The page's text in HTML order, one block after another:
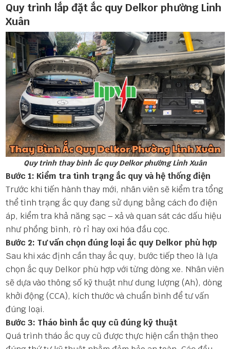
Quy trình lắp đặt ắc quy Delkor phường Linh
Xuân
Quy trình thay bình ắc quy Delkor phường Linh Xuân
Bước 1: Kiểm tra tình trạng ắc quy và hệ thống điện
Trước khi tiến hành thay mới, nhân viên sẽ kiểm tra tổng
thể tình trạng ắc quy đang sử dụng bằng cách đo điện
áp, kiểm tra khả năng sạc – xả và quan sát các dấu hiệu
như phồng bình, rò rỉ hay oxi hóa đầu cọc.
Bước 2: Tư vấn chọn đúng loại ắc quy Delkor phù hợp
Sau khi xác định cần thay ắc quy, bước tiếp theo là lựa
chọn ắc quy Delkor phù hợp với từng dòng xe. Nhân viên
sẽ dựa vào thông số kỹ thuật như dung lượng (Ah), dòng
khởi động (CCA), kích thước và chuẩn bình để tư vấn
đúng loại.
Bước 3: Tháo bình ắc quy cũ đúng kỹ thuật
Quá trình tháo ắc quy cũ được thực hiện cẩn thận theo